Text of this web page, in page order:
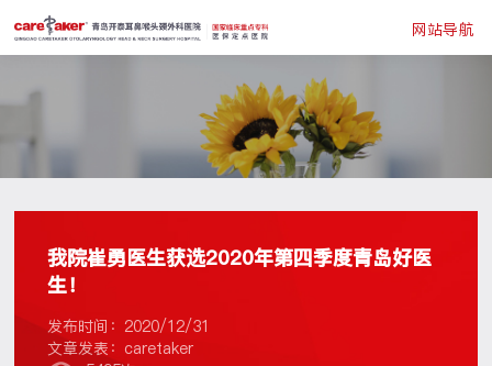
网站导航
我院崔勇医生获选2020年第四季度青岛好医
生！
发布时间：2020/12/31
文章发表：caretaker